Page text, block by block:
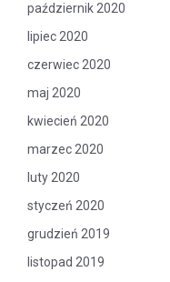
październik 2020
lipiec 2020
czerwiec 2020
maj 2020
kwiecień 2020
marzec 2020
luty 2020
styczeń 2020
grudzień 2019
listopad 2019